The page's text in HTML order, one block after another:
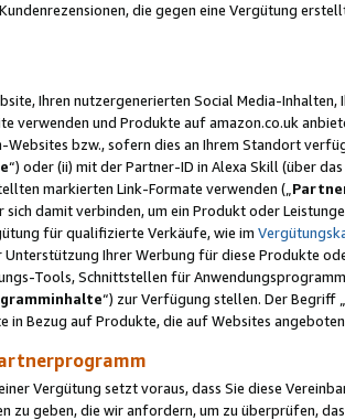
die gegen eine Vergütung
Ihren nutzergenerierten Social Media-
verwenden und Produkte auf amazon.co.uk
Websites bzw., sofern dies an Ihrem Standort
“) oder (ii) mit der Partner-ID in Alexa Skill (über
markierten Link-Formate verwenden („
sich damit verbinden, um ein Produkt oder
für qualifizierte Verkäufe, wie im
Ihrer Werbung für diese Produkte
Tools, Schnittstellen für
“) zur Verfügung stellen. Der Begriff
Bezug auf Produkte, die auf Websites
Vergütung setzt voraus, dass Sie diese
geben, die wir anfordern, um zu überprüfen,